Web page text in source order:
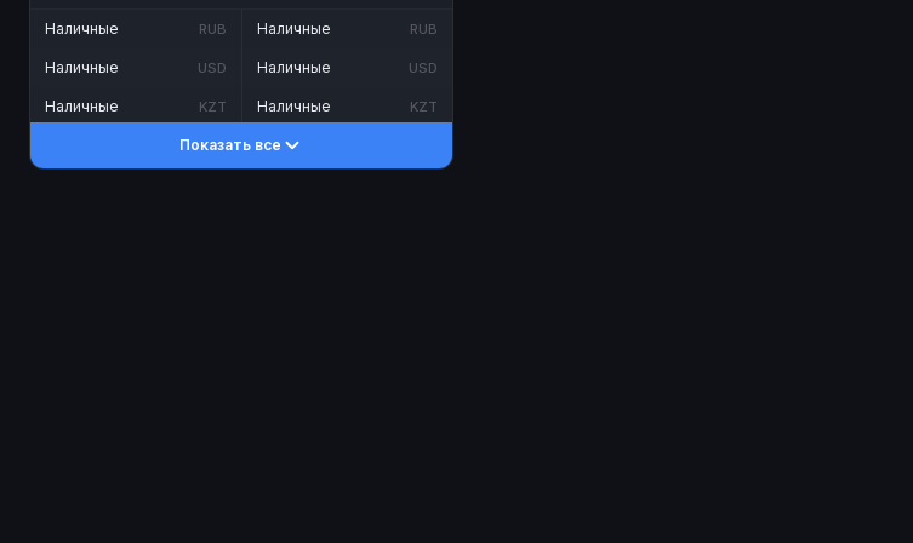
Наличные RUB
Наличные USD
Наличные KZT
Наличные RUB
Наличные USD
Наличные KZT
Показать все